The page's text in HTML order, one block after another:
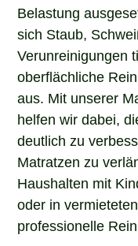
Belastung
sich Staub,
Verunreinigungen
oberflächliche
aus. Mit unserer
helfen wir dabei,
deutlich zu
Matratzen zu
Haushalten mit
oder in
professionelle